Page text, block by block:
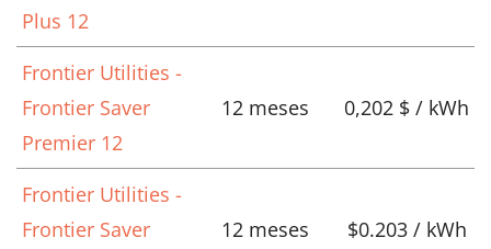
Plus 12
Frontier Utilities -
Frontier Saver
Premier 12
12 meses 0,202 $ / kWh
Frontier Utilities -
Frontier Saver
12 meses $0.203 / kWh